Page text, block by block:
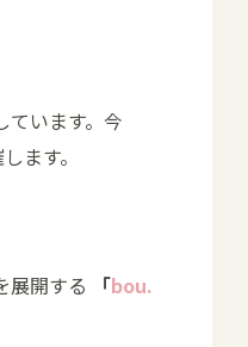
ています。今
ます。
展開する 「bou.